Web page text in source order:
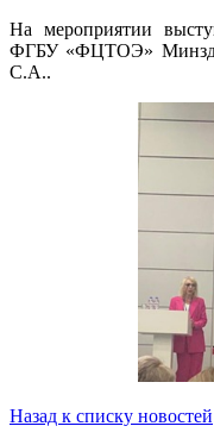
На мероприятии
ФГБУ «ФЦТОЭ»
С.А..
Назад к списку новостей